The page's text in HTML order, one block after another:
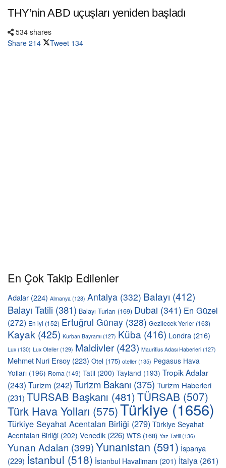
THY’nin ABD uçuşları yeniden başladı
534 shares
Share 214 Tweet 134
En Çok Takip Edilenler
Adalar (224) Almanya (128) Antalya (332) Balayı (412)
Balayı Tatili (381) Balayı Turları (169) Dubai (341) En Güzel
(272) En iyi (152) Ertuğrul Günay (328) Gezilecek Yerler (163)
Kayak (425) Kurban Bayramı (127) Küba (416) Londra (216)
Lux (130) Lux Oteller (129) Maldivler(423) Mauritius Adası Haberleri (127)
Mehmet Nuri Ersoy (223) Otel (175) oteller(135) Pegasus Hava
Yolları (196) Roma (149) Tatil (200) Tayland (193) Tropik Adalar
(243) Turizm (242) Turizm Bakanı (375) Turizm Haberleri
(231) TURSAB Başkanı (481)TÜRSAB (507)
Türk Hava Yolları (575)Türkiye (1656)
Türkiye Seyahat Acentaları Birliği (279) Türkiye Seyahat
Acentaları Birliği (202) Venedik (226) WTS (168) Yaz Tatili(136)
Yunan Adaları (399)Yunanistan (591) İspanya
(229) İstanbul (518) İstanbul Havalimanı (201) İtalya (261)